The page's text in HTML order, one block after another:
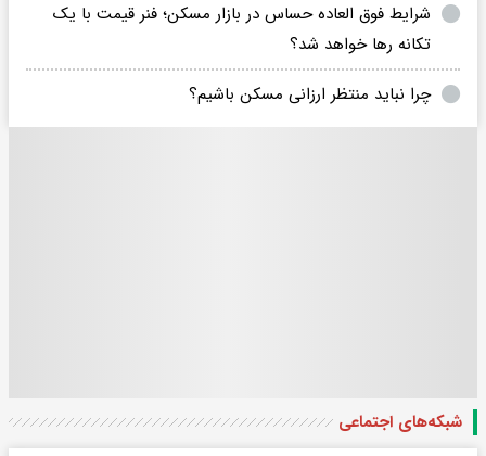
شرایط فوق العاده حساس در بازار مسکن؛ فنر قیمت با یک
تکانه رها خواهد شد؟
چرا نباید منتظر ارزانی مسکن باشیم؟
شبکه‌های اجتماعی